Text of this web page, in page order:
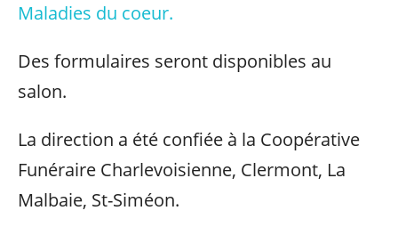
Maladies du coeur.
Des formulaires seront disponibles au
salon.
La direction a été confiée à la Coopérative
Funéraire Charlevoisienne, Clermont, La
Malbaie, St-Siméon.